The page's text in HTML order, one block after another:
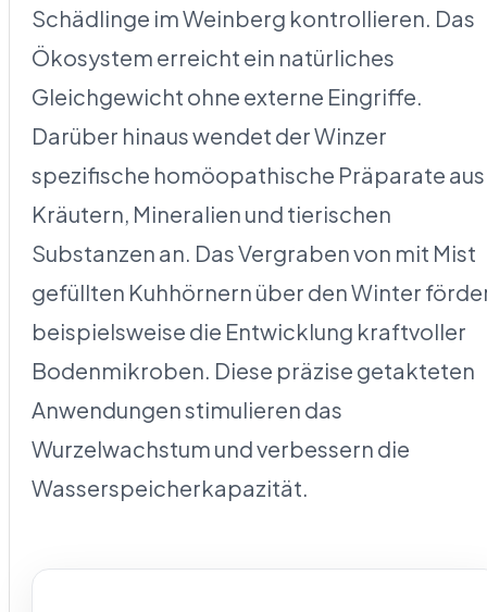
Schädlinge im Weinberg kontrollieren. Das
Ökosystem erreicht ein natürliches
Gleichgewicht ohne externe Eingriffe.
Darüber hinaus wendet der Winzer
spezifische homöopathische Präparate aus
Kräutern, Mineralien und tierischen
Substanzen an. Das Vergraben von mit Mist
gefüllten Kuhhörnern über den Winter
beispielsweise die Entwicklung kraftvoller
Bodenmikroben. Diese präzise getakteten
Anwendungen stimulieren das
Wurzelwachstum und verbessern die
Wasserspeicherkapazität.